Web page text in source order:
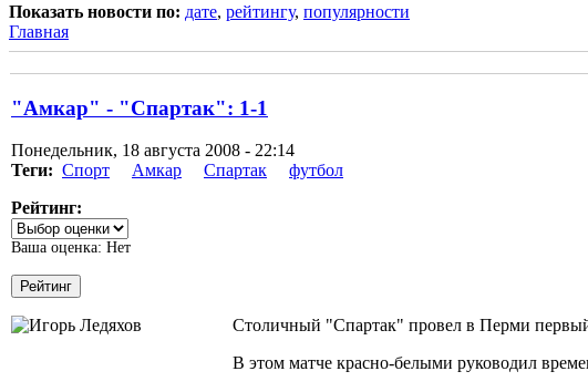
Показать новости по: дате, рейтингу, популярности
Главная
"Амкар" - "Спартак": 1-1
Понедельник, 18 августа 2008 - 22:14
Теги: Спорт Амкар Спартак
футбол
Рейтинг:
Ваша оценка: Нет
Столичный "Спартак" провел в Перми первый
В этом матче красно-белыми руководил